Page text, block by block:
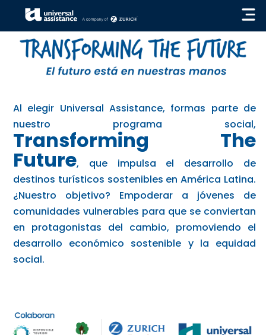
Al elegir Universal Assistance, formas parte de
nuestro programa social,
Transforming The
Future, que impulsa el desarrollo de
destinos turísticos sostenibles en América Latina.
¿Nuestro objetivo? Empoderar a jóvenes de
comunidades vulnerables para que se conviertan
en protagonistas del cambio, promoviendo el
desarrollo económico sostenible y la equidad
social.